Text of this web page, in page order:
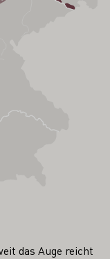
das Auge reicht